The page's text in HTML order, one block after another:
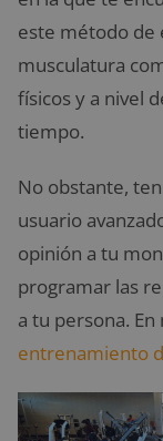
este método de
musculatura
físicos y a nivel
tiempo.
No obstante,
usuario
opinión a tu
programar las
a tu persona. En
entrenamiento